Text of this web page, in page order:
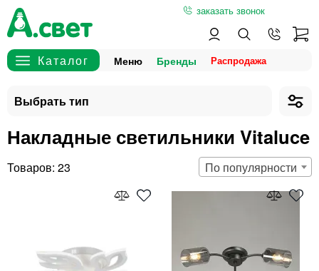
заказать звонок
Меню Бренды
Накладные светильники Vitaluce
23 По популярности